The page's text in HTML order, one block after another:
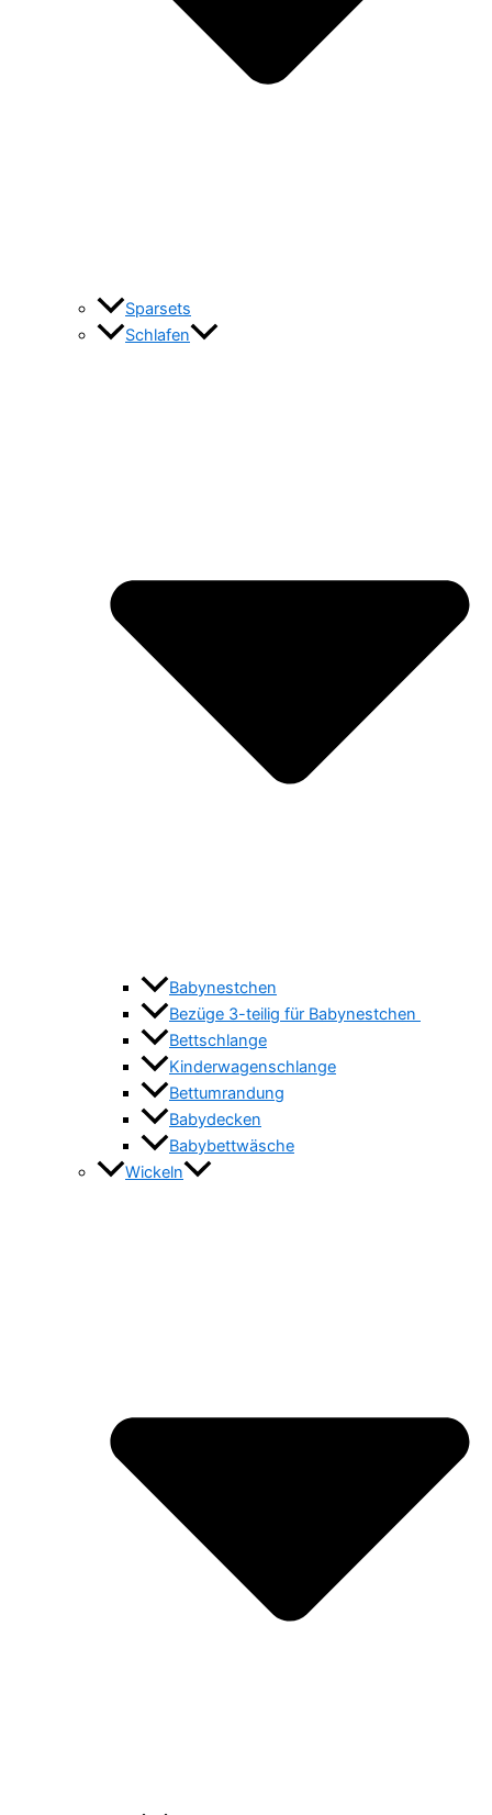
Sparsets
Schlafen
Babynestchen
Bezüge 3-teilig für Babynestchen
Bettschlange
Kinderwagenschlange
Bettumrandung
Babydecken
Babybettwäsche
Wickeln